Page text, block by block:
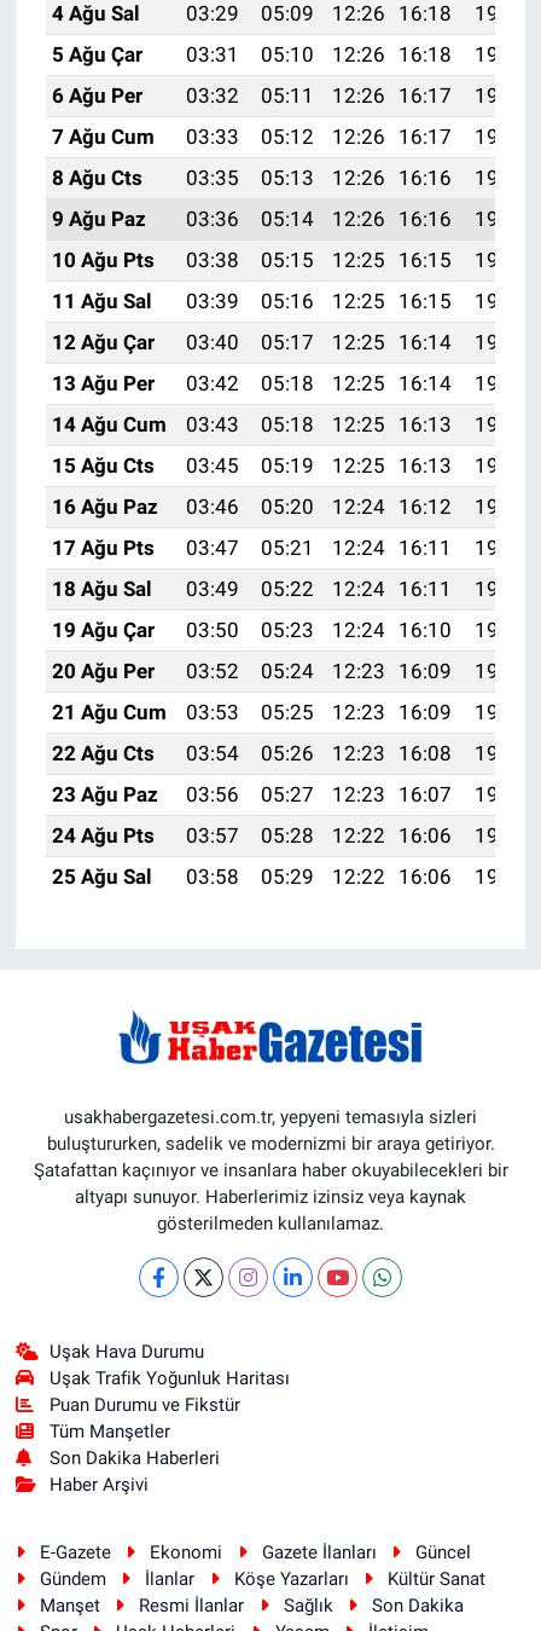
4 Ağu Sal
03:29 05:09 12:26 16:18
19:33
5 Ağu Çar
03:31 05:10 12:26 16:18
19:32
6 Ağu Per
03:32 05:11 12:26 16:17
19:31
7 Ağu Cum
03:33 05:12 12:26 16:17
19:30
8 Ağu Cts
03:35 05:13 12:26 16:16
19:29
9 Ağu Paz
03:36 05:14 12:26 16:16
19:27
10 Ağu Pts
03:38 05:15 12:25 16:15
19:26
11 Ağu Sal
03:39 05:16 12:25 16:15
19:25
12 Ağu Çar
03:40 05:17 12:25 16:14
19:24
13 Ağu Per
03:42 05:18 12:25 16:14
19:22
14 Ağu Cum
03:43 05:18 12:25 16:13
19:21
15 Ağu Cts
03:45 05:19 12:25 16:13
19:20
16 Ağu Paz
03:46 05:20 12:24 16:12
19:18
17 Ağu Pts
03:47 05:21 12:24 16:11
19:17
18 Ağu Sal
03:49 05:22 12:24 16:11
19:16
19 Ağu Çar
03:50 05:23 12:24 16:10
19:14
20 Ağu Per
03:52 05:24 12:23 16:09
19:13
21 Ağu Cum
03:53 05:25 12:23 16:09
19:11
22 Ağu Cts
03:54 05:26 12:23 16:08
19:10
23 Ağu Paz
03:56 05:27 12:23 16:07
19:08
24 Ağu Pts
03:57 05:28 12:22 16:06
19:07
25 Ağu Sal
03:58 05:29 12:22 16:06 19:05
usakhabergazetesi.com.tr, yepyeni temasıyla sizleri
buluştururken, sadelik ve modernizmi bir araya getiriyor.
Şatafattan kaçınıyor ve insanlara haber okuyabilecekleri bir
altyapı sunuyor. Haberlerimiz izinsiz veya kaynak
gösterilmeden kullanılamaz.
Uşak Hava Durumu
Uşak Trafik Yoğunluk Haritası
Puan Durumu ve Fikstür
Tüm Manşetler
Son Dakika Haberleri
Haber Arşivi
E-Gazete Ekonomi Gazete İlanları
Güncel
Gündem
İlanlar Köşe Yazarları
Kültür Sanat
Manşet
Resmi İlanlar Sağlık
Son Dakika